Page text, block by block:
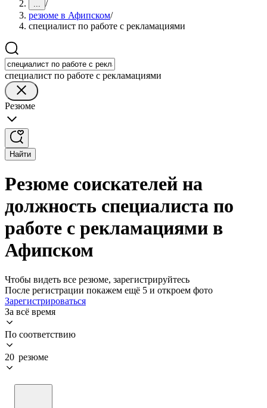
... /
резюме в Афипском/
специалист по работе с рекламациями
специалист по работе с рекламациями
Резюме
Найти
Резюме соискателей на
должность специалиста по
работе с рекламациями в
Афипском
Чтобы видеть все резюме, зарегистрируйтесь
После регистрации покажем ещё 5 и откроем фото
Зарегистрироваться
За всё время
По соответствию
20 резюме